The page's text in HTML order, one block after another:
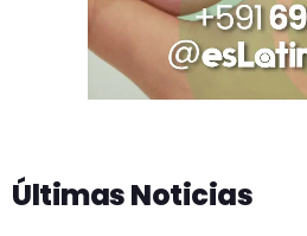
Últimas Noticias